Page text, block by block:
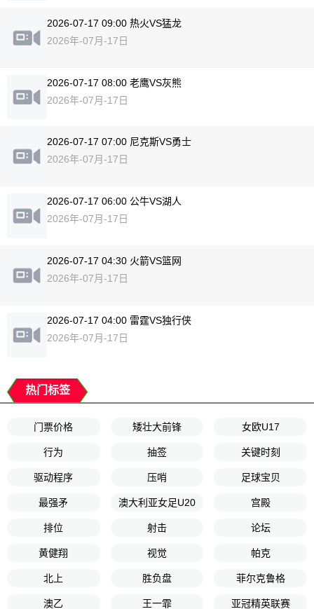
2026-07-17 09:00 热火VS猛龙
2026年-07月-17日
2026-07-17 08:00 老鹰VS灰熊
2026年-07月-17日
2026-07-17 07:00 尼克斯VS勇士
2026年-07月-17日
2026-07-17 06:00 公牛VS湖人
2026年-07月-17日
2026-07-17 04:30 火箭VS篮网
2026年-07月-17日
2026-07-17 04:00 雷霆VS独行侠
2026年-07月-17日
热门标签
门票价格 矮壮大前锋 女欧U17
行为 抽签 关键时刻
驱动程序 压哨 足球宝贝
最强矛 澳大利亚女足U20 宫殿
排位 射击 论坛
黄健翔 视觉 帕克
北上 胜负盘 菲尔克鲁格
澳乙 王一霏 亚冠精英联赛